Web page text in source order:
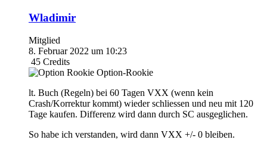
Wladimir
Mitglied
8. Februar 2022 um 10:23
45 Credits
Option-Rookie
lt. Buch (Regeln) bei 60 Tagen VXX (wenn kein
Crash/Korrektur kommt) wieder schliessen und neu mit 120
Tage kaufen. Differenz wird dann durch SC ausgeglichen.
So habe ich verstanden, wird dann VXX +/- 0 bleiben.